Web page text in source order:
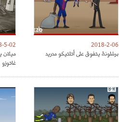
2018-2-06
برشلونة يتفوق على أتلتيكو مدريد
5-02
ميلان
غاتوزو